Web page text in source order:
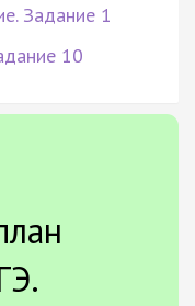
Задание 1
10